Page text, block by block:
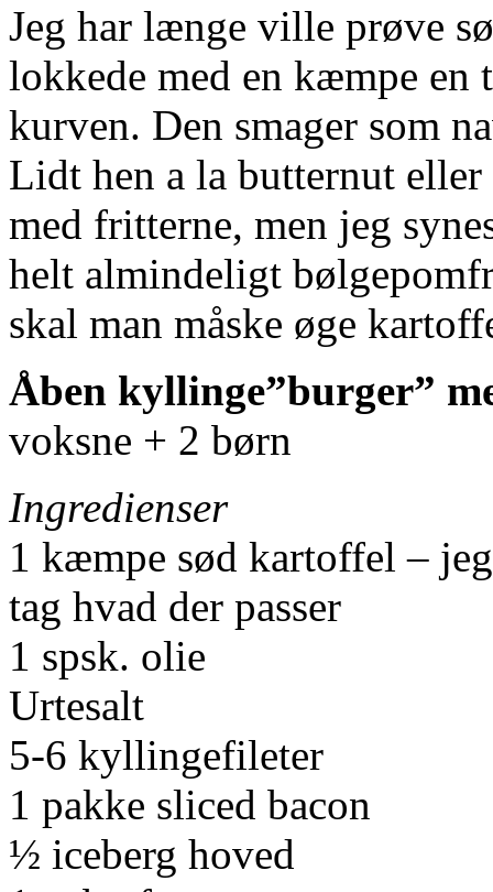
Jeg har længe ville prøve
lokkede med en kæmpe
kurven. Den smager som
Lidt hen a la butternut
med fritterne, men jeg
helt almindeligt
skal man måske øge
Åben kyllinge”burger”
voksne + 2 børn
Ingredienser
1 kæmpe sød kartoffel –
tag hvad der passer
1 spsk. olie
Urtesalt
5-6 kyllingefileter
1 pakke sliced bacon
½ iceberg hoved